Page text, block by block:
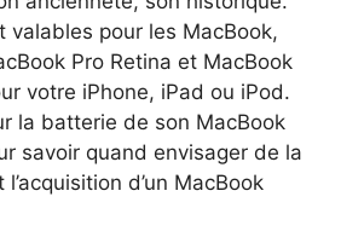
valables pour les MacBook,
Pro Retina et MacBook
votre iPhone, iPad ou iPod.
la batterie de son MacBook
savoir quand envisager de la
d’un MacBook